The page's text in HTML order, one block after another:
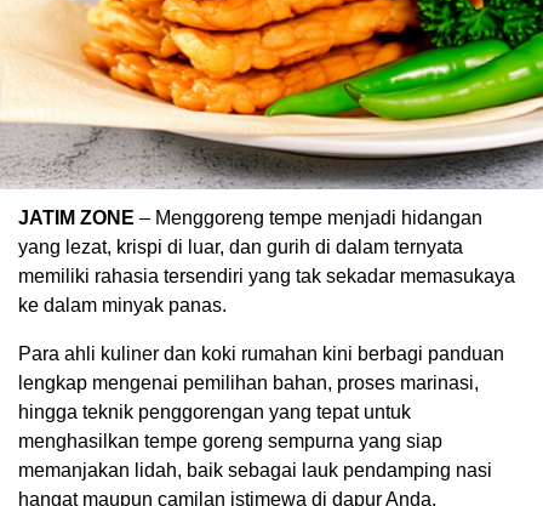
JATIM ZONE – Menggoreng tempe menjadi hidangan
yang lezat, krispi di luar, dan gurih di dalam ternyata
memiliki rahasia tersendiri yang tak sekadar memasukaya
ke dalam minyak panas.
Para ahli kuliner dan koki rumahan kini berbagi panduan
lengkap mengenai pemilihan bahan, proses marinasi,
hingga teknik penggorengan yang tepat untuk
menghasilkan tempe goreng sempurna yang siap
memanjakan lidah, baik sebagai lauk pendamping nasi
hangat maupun camilan istimewa di dapur Anda.